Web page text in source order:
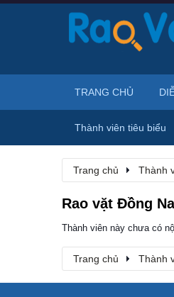
Trang chủ Thành
Rao vặt Đồng
Thành viên này chưa có
Trang chủ Thành
TRANG CHỦ
Thành viên tiêu biểu